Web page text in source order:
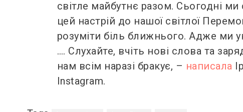
світле майбутнє разом. Сьогодні
цей настрій до нашої світлої
розуміти біль ближнього. Адже ми
…. Слухайте, вчіть нові слова та
нам всім наразі бракує, – написала
Instagram.